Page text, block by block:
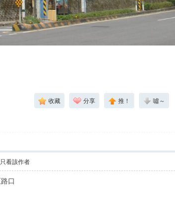
收藏 分享 推！ 噓～
只看該作者
口